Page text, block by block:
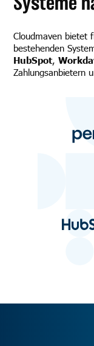
Cloudmaven bietet
bestehenden
HubSpot,
Zahlungsanbietern